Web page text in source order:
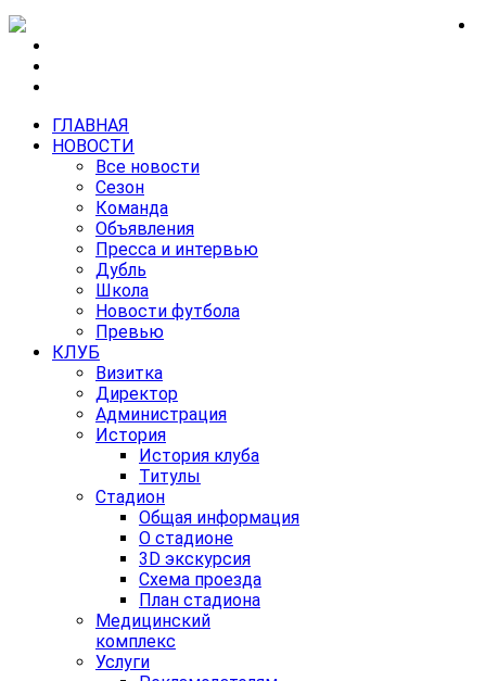
ГЛАВНАЯ
НОВОСТИ
Все новости
Сезон
Команда
Объявления
Пресса и интервью
Дубль
Школа
Новости футбола
Превью
КЛУБ
Визитка
Директор
Администрация
История
История клуба
Титулы
Стадион
Общая информация
О стадионе
3D экскурсия
Схема проезда
План стадиона
Медицинский
комплекс
Услуги